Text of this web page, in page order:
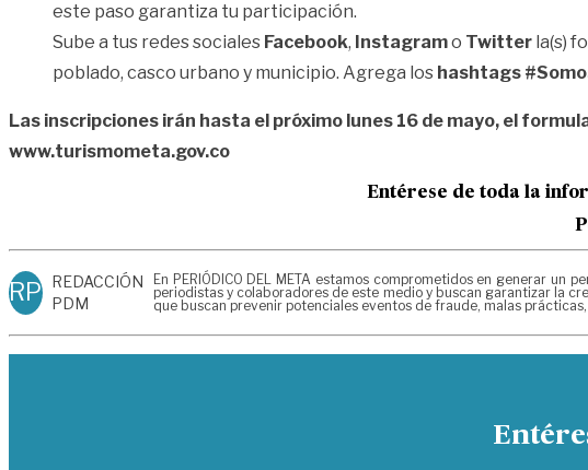
este paso garantiza tu participación.
Sube a tus redes sociales Facebook, Instagramo Twitter la(s)
poblado, casco urbano y municipio. Agrega los hashtags
Las inscripciones irán hasta el próximo lunes 16 de mayo, el
www.turismometa.gov.co
Entérese de toda la
RP REDACCIÓN
PDM
En PERIÓDICO DEL META estamos comprometidos en generar
periodistas y colaboradores de este medio y buscan garantizar la
que buscan prevenir potenciales eventos de fraude, malas